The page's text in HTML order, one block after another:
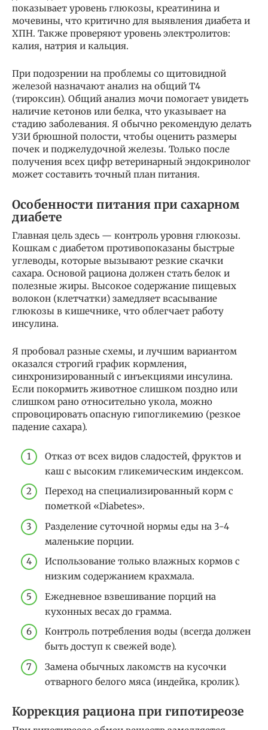
показывает уровень глюкозы, креатинина и
мочевины, что критично для выявления диабета и
ХПН. Также проверяют уровень электролитов:
калия, натрия и кальция.
При подозрении на проблемы со щитовидной
железой назначают анализ на общий Т4
(тироксин). Общий анализ мочи помогает увидеть
наличие кетонов или белка, что указывает на
стадию заболевания. Я обычно рекомендую делать
УЗИ брюшной полости, чтобы оценить размеры
почек и поджелудочной железы. Только после
получения всех цифр ветеринарный эндокринолог
может составить точный план питания.
Особенности питания при сахарном
диабете
Главная цель здесь — контроль уровня глюкозы.
Кошкам с диабетом противопоказаны быстрые
углеводы, которые вызывают резкие скачки
сахара. Основой рациона должен стать белок и
полезные жиры. Высокое содержание пищевых
волокон (клетчатки) замедляет всасывание
глюкозы в кишечнике, что облегчает работу
инсулина.
Я пробовал разные схемы, и лучшим вариантом
оказался строгий график кормления,
синхронизированный с инъекциями инсулина.
Если покормить животное слишком поздно или
слишком рано относительно укола, можно
спровоцировать опасную гипогликемию (резкое
падение сахара).
Отказ от всех видов сладостей, фруктов и
каш с высоким гликемическим индексом.
Переход на специализированный корм с
пометкой «Diabetes».
Разделение суточной нормы еды на 3-4
маленькие порции.
Использование только влажных кормов с
низким содержанием крахмала.
Ежедневное взвешивание порций на
кухонных весах до грамма.
Контроль потребления воды (всегда должен
быть доступ к свежей воде).
Замена обычных лакомств на кусочки
отварного белого мяса (индейка, кролик).
Коррекция рациона при гипотиреозе